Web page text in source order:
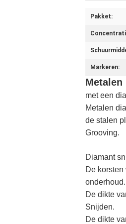
Pakket:
Markeren:
met een
Metalen
de stalen
Grooving.
Diamant
De
onderhoud.
De dikte
Snijden.
De dikte